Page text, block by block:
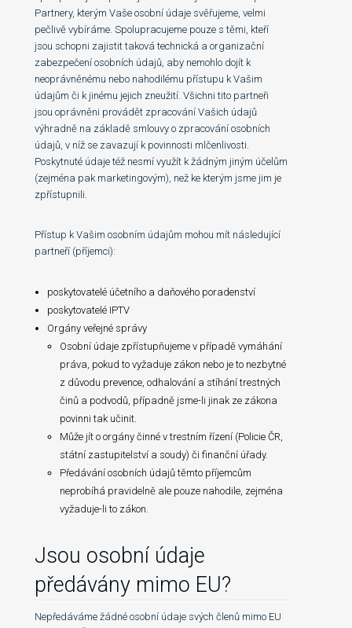
Partnery, kterým Vaše osobní údaje svěřujeme, velmi
pečlivě vybíráme. Spolupracujeme pouze s těmi, kteří
jsou schopni zajistit taková technická a organizační
zabezpečení osobních údajů, aby nemohlo dojít k
neoprávněnému nebo nahodilému přístupu k Vašim
údajům či k jinému jejich zneužití. Všichni tito partneři
jsou oprávněni provádět zpracování Vašich údajů
výhradně na základě smlouvy o zpracování osobních
údajů, v níž se zavazují k povinnosti mlčenlivosti.
Poskytnuté údaje též nesmí využít k žádným jiným účelům
(zejména pak marketingovým), než ke kterým jsme jim je
zpřístupnili.
Přístup k Vašim osobním údajům mohou mít následující
partneří (příjemci):
poskytovatelé účetního a daňového poradenství
poskytovatelé IPTV
Orgány veřejné správy
Osobní údaje zpřístupňujeme v případě vymáhání
práva, pokud to vyžaduje zákon nebo je to nezbytné
z důvodu prevence, odhalování a stíhání trestných
činů a podvodů, případně jsme-li jinak ze zákona
povinni tak učinit.
Může jít o orgány činné v trestním řízení (Policie ČR,
státní zastupitelství a soudy) či finanční úřady.
Předávání osobních údajů těmto příjemcům
neprobíhá pravidelně ale pouze nahodile, zejména
vyžaduje-li to zákon.
Jsou osobní údaje
předávány mimo EU?
Nepředáváme žádné osobní údaje svých členů mimo EU